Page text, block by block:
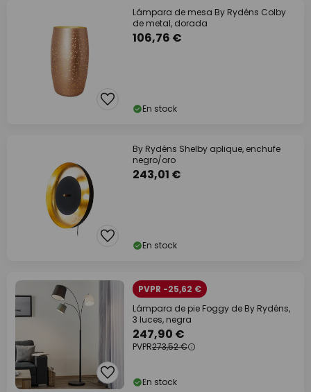
Lámpara de mesa By Rydéns Colby
de metal, dorada
106,76 €
En stock
By Rydéns Shelby aplique, enchufe
negro/oro
243,01 €
En stock
PVPR -25,62 €
Lámpara de pie Foggy de By Rydéns,
3 luces, negra
247,90 €
PVPR273,52 €
En stock